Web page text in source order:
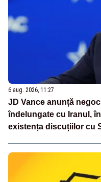
6 aug. 2026, 11:27
JD Vance anunță
îndelungate cu Iranul,
existența discuțiilor cu